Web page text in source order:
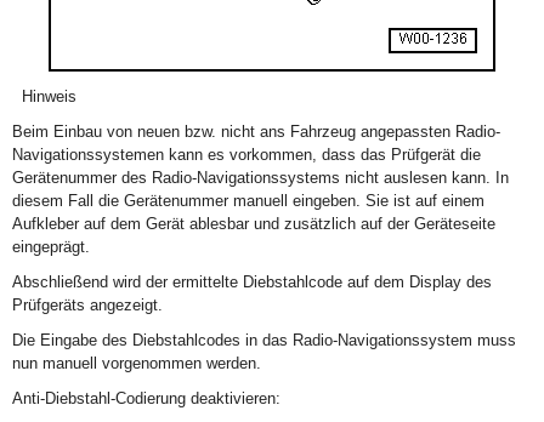
Hinweis
Beim Einbau von neuen bzw. nicht ans Fahrzeug angepassten Radio-
Navigationssystemen kann es vorkommen, dass das Prüfgerät die
Gerätenummer des Radio-Navigationssystems nicht auslesen kann. In
diesem Fall die Gerätenummer manuell eingeben. Sie ist auf einem
Aufkleber auf dem Gerät ablesbar und zusätzlich auf der Geräteseite
eingeprägt.
Abschließend wird der ermittelte Diebstahlcode auf dem Display des
Prüfgeräts angezeigt.
Die Eingabe des Diebstahlcodes in das Radio-Navigationssystem muss
nun manuell vorgenommen werden.
Anti-Diebstahl-Codierung deaktivieren: